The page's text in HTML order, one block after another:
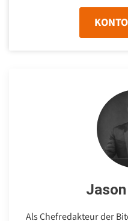
Als Chefredakteur der